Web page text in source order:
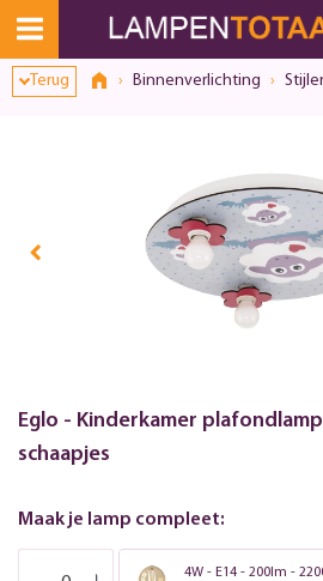
Terug Binnenverlichting
Eglo - Kinderkamer
schaapjes
Maak je lamp compleet:
4W - E14 - 200lm -